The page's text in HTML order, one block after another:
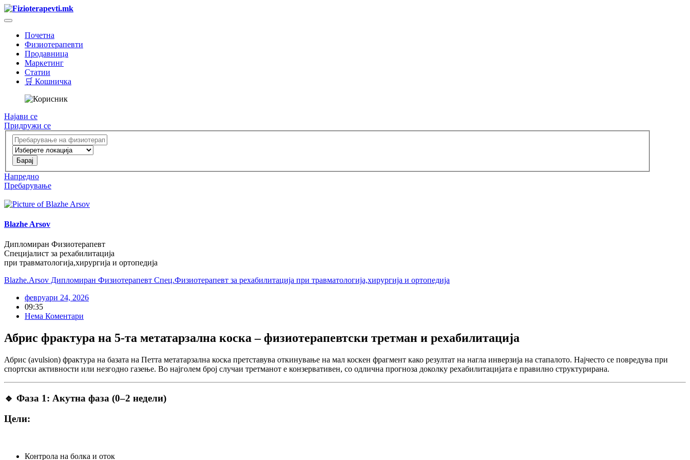
Почетна
Физиотерапевти
Продавница
Маркетинг
Статии
🛒 Кошничка
Најави се
Придружи се
Напредно
Пребарување
Blazhe Arsov
Дипломиран Физиотерапевт
Специјалист за рехабилитација
при травматологија,хирургија и ортопедија
Blazhe.Arsov Дипломиран Физиотерапевт Спец.Физиотерапевт за рехабилитација при травматологија,хирургија и ортопедија
февруари 24, 2026
09:35
Нема Коментари
Абрис фрактура на 5-та метатарзална коска – физиотерапевтски третман и рехабилитација
Абрис (avulsion) фрактура на базата на Петта метатарзална коска претставува откинување на мал коскен фрагмент како резултат на нагла инверзија на стапалото. Најчесто се повредува при
спортски активности или незгодно газење. Во најголем број случаи третманот е конзервативен, со одлична прогноза доколку рехабилитацијата е правилно структурирана.
🔹 Фаза 1: Акутна фаза (0–2 недели)
Цели:
Контрола на болка и оток